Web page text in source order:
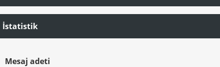
İstatistik
Mesaj adeti